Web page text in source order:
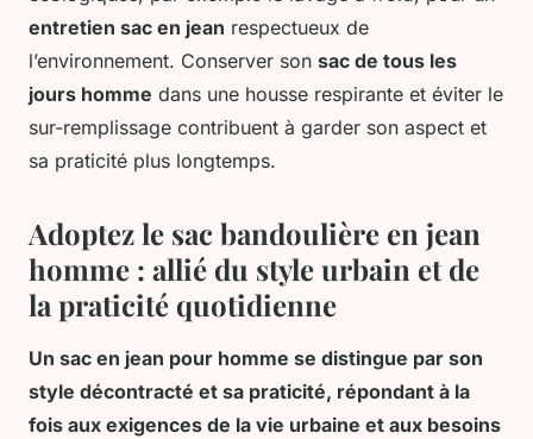
entretien sac en jean respectueux de
l’environnement. Conserver son sac de tous les
jours homme dans une housse respirante et éviter le
sur-remplissage contribuent à garder son aspect et
sa praticité plus longtemps.
Adoptez le sac bandoulière en jean
homme : allié du style urbain et de
la praticité quotidienne
Un sac en jean pour homme se distingue par son
style décontracté et sa praticité, répondant à la
fois aux exigences de la vie urbaine et aux besoins